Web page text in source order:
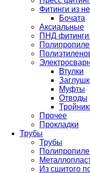
Фитинги из
Бочата
Аксиальные
ПНД фитинги
Втулки
Муфты
Отводы
Прочее
Прокладки
Трубы
Трубы
Из сшитого